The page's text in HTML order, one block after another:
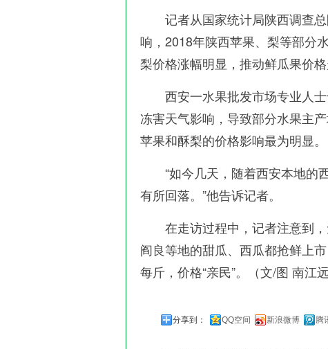
记者从国家统计局陕西调查总
响，2018年陕西苹果、梨等部分
梨价格涨幅明显，推动鲜瓜果价格
西安一水果批发市场专业人士
冻害天气影响，导致部分水果主
苹果和酥梨的价格影响最为明显。
“如今几天，随着西安本地的
有所回落。”他告诉记者。
在走访过程中，记者注意到，
阎良等地的甜瓜、西瓜都抢鲜上
每斤，价格“亲民”。（文/图 南江远
分享到： QQ空间 新浪微博 腾